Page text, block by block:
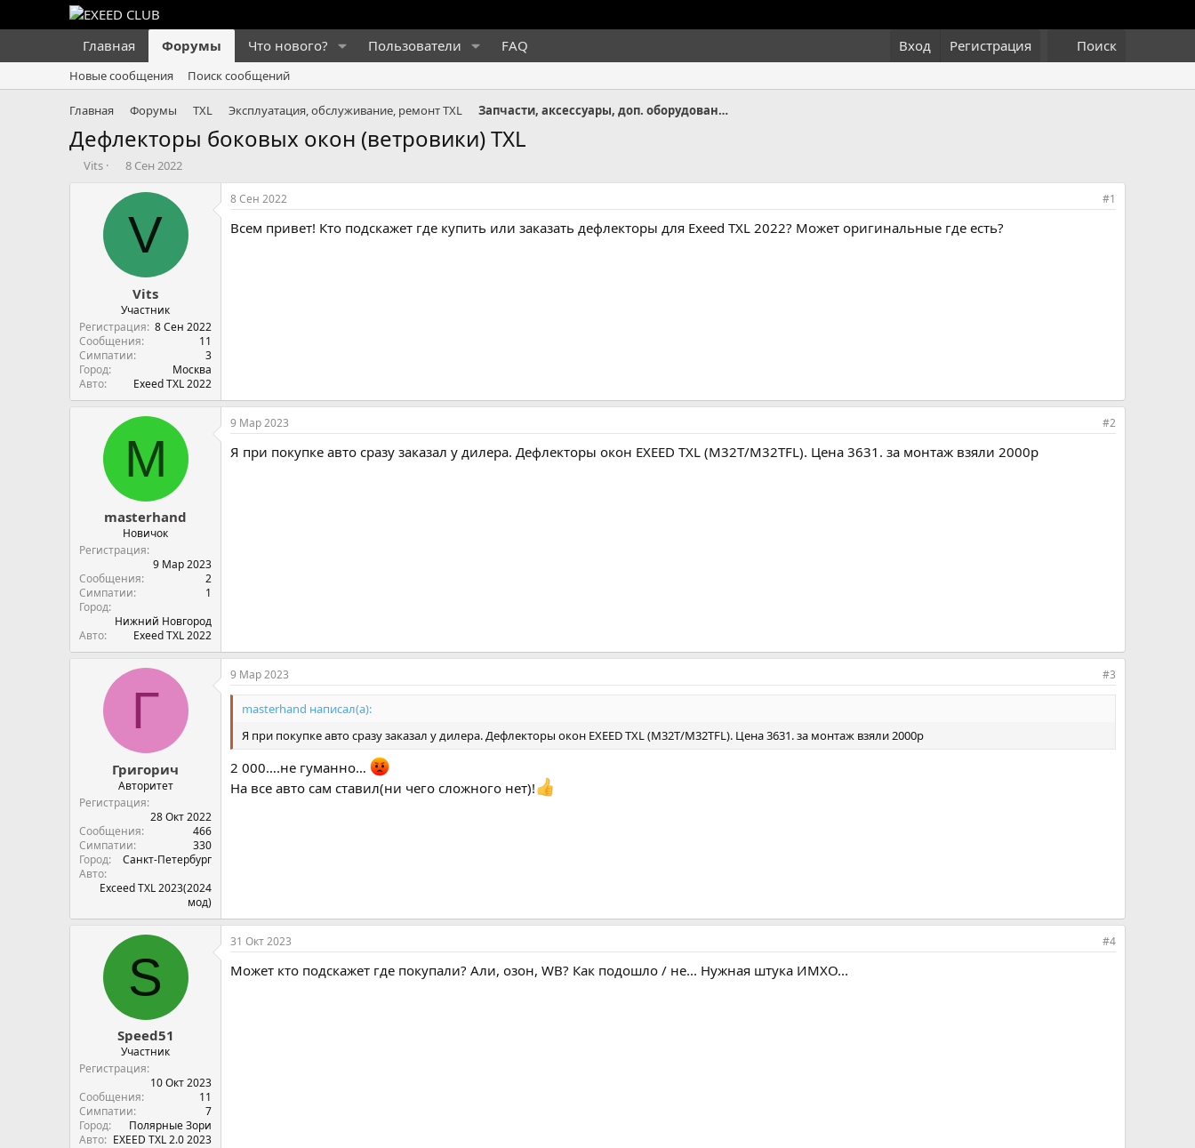
Главная Форумы Что нового? Пользователи FAQ Вход Регистрация Поиск
Новые сообщения Поиск сообщений
Главная Форумы TXL Эксплуатация, обслуживание, ремонт TXL Запчасти, аксессуары, доп. оборудование TXL
Дефлекторы боковых окон (ветровики) TXL
А
Vits
Д
т
н
а
а
8 Сен 2022
V
Vits
Участник
Регистрация 8 Сен 2022
Сообщения
11
Симпатии
3
Город
Москва
Авто
Exeed TXL 2022
8 Сен 2022 #1
Всем привет! Кто подскажет где купить или заказать дефлекторы для Exeed TXL 2022? Может оригинальные где есть?
M
masterhand
Новичок
Регистрация
9 Мар 2023
Сообщения
2
Симпатии
1
Город
Нижний Новгород
Авто
Exeed TXL 2022
9 Мар 2023 #2
Я при покупке авто сразу заказал у дилера. Дефлекторы окон EXEED TXL (M32T/M32TFL). Цена 3631. за монтаж взяли 2000р
Г
Григорич
Авторитет
Регистрация
28 Окт 2022
Сообщения
466
Симпатии
330
Город
Санкт-Петербург
Авто
Exceed TXL 2023(2024
мод)
9 Мар 2023 #3
masterhand написал(а):
Я при покупке авто сразу заказал у дилера. Дефлекторы окон EXEED TXL (M32T/M32TFL). Цена 3631. за монтаж взяли 2000р
2 000….не гуманно…
На все авто сам ставил(ни чего сложного нет)!
S
Speed51
Участник
Регистрация
10 Окт 2023
Сообщения
11
Симпатии
7
Город
Полярные Зори
Авто
EXEED TXL 2.0 2023
31 Окт 2023 #4
Может кто подскажет где покупали? Али, озон, WB? Как подошло / не... Нужная штука ИМХО...